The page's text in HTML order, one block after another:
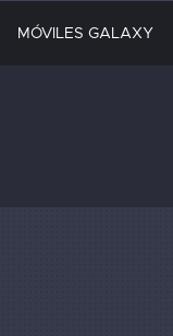
MÓVILES GALAXY